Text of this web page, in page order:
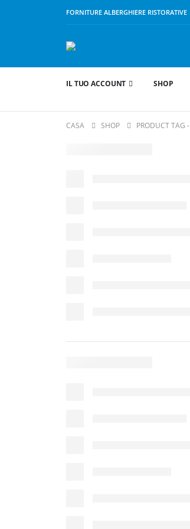
FORNITURE ALBERGHIERE RISTORATIVE
IL TUO ACCOUNT SHOP
CASA SHOP PRODUCT TAG -